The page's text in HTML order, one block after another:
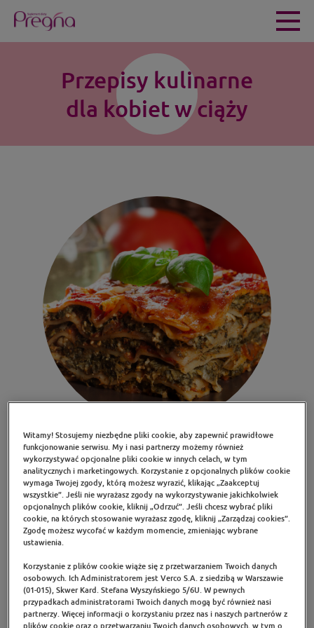
Przepisy kulinarne
dla kobiet w ciąży
(przepis na 4 porcje: 250 g makaronu
przed ugotowaniem, pozostałe składniki w ilościach
podanych na stronie)
Wartości odżywcze w 1 porcji:
Wartość energetyczna: 545 kcal
Witamy! Stosujemy niezbędne pliki cookie, aby zapewnić prawidłowe
funkcjonowanie serwisu. My i nasi partnerzy możemy również
wykorzystywać opcjonalne pliki cookie w innych celach, w tym
analitycznych i marketingowych. Korzystanie z opcjonalnych plików cookie
wymaga Twojej zgody, którą możesz wyrazić, klikając „Zaakceptuj
wszystkie”. Jeśli nie wyrażasz zgody na wykorzystywanie jakichkolwiek
opcjonalnych plików cookie, kliknij „Odrzuć”. Jeśli chcesz wybrać pliki
cookie, na których stosowanie wyrażasz zgodę, kliknij „Zarządzaj cookies”.
Zgodę możesz wycofać w każdym momencie, zmieniając wybrane
ustawienia.
Korzystanie z plików cookie wiąże się z przetwarzaniem Twoich danych
osobowych. Ich Administratorem jest Verco S.A. z siedzibą w Warszawie
(01-015), Skwer Kard. Stefana Wyszyńskiego 5/6U. W pewnych
przypadkach administratorami Twoich danych mogą być również nasi
partnerzy. Więcej informacji o korzystaniu przez nas i naszych partnerów z
plików cookie oraz o przetwarzaniu Twoich danych osobowych, w tym o